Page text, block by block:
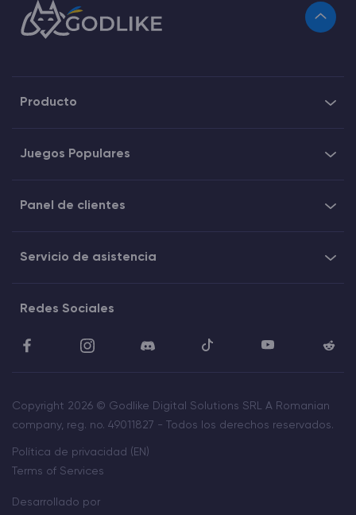
Producto
Juegos Populares
Panel de clientes
Servicio de asistencia
Redes Sociales
Copyright 2026 © Godlike Digital Solutions SRL A Romanian
company, reg. no. 49011827 - Todos los derechos reservados.
Política de privacidad (EN)
Terms of Services
Desarrollado por